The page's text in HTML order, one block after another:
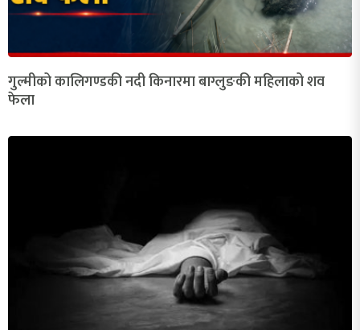
गुल्मीको कालिगण्डकी नदी किनारमा बाग्लुङकी महिलाको शव
फेला